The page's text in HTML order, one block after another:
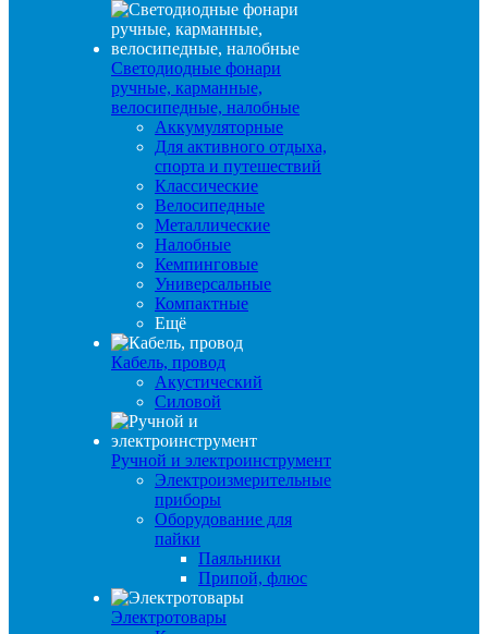
Светодиодные фонари
ручные, карманные,
велосипедные, налобные
Аккумуляторные
Для активного отдыха,
спорта и путешествий
Классические
Велосипедные
Металлические
Налобные
Кемпинговые
Универсальные
Компактные
Ещё
Кабель, провод
Акустический
Силовой
Ручной и электроинструмент
Электроизмерительные
приборы
Оборудование для
пайки
Паяльники
Припой, флюс
Электротовары